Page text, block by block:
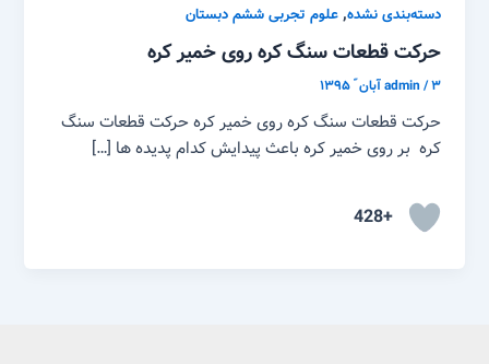
دسته‌بندی نشده,علوم تجربی ششم دبستان
حرکت قطعات سنگ کره روی خمیر کره
admin/۳ آبان ّ ۱۳۹۵
حرکت قطعات سنگ کره روی خمیر کره حرکت قطعات سنگ
کره بر روی خمیر کره باعث پیدایش کدام پدیده ها […]
+428